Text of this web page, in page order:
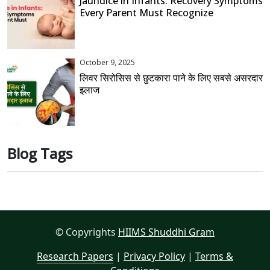
Every Parent Must Recognize
October 9, 2025
लिवर सिरोसिस से छुटकारा पाने के लिए सबसे असरदार
इलाज
Blog Tags
© Copyrights HIIMS Shuddhi Gram
Research Papers | Privacy Policy | Terms &